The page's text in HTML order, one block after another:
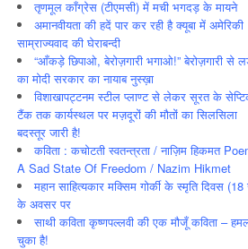
तृणमूल काँग्रेस (टीएमसी) में मची भगदड़ के मायने
अमानवीयता की हदें पार कर रही है क्यूबा में अमेरिकी
साम्राज्यवाद की घेराबन्दी
“आँकड़े छिपाओ, बेरोज़गारी भगाओ!” बेरोज़गारी से
का मोदी सरकार का नायाब नुस्ख़ा
विशाखापट्टनम स्टील प्लाण्ट से लेकर सूरत के
टैंक तक कार्यस्थल पर मज़दूरों की मौतों का सिलसिला
बदस्तूर जारी है!
कविता : कचोटती स्वतन्त्रता / नाज़िम हिकमत
A Sad State Of Freedom / Nazim Hikmet
महान साहित्यकार मक्सिम गोर्की के स्मृति दिवस
के अवसर पर
साथी कविता कृष्णपल्लवी की एक मौजूँ कविता –
चुका है!